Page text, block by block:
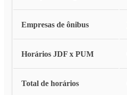
Empresas de ônibus
Horários JDF x PUM
Total de horários